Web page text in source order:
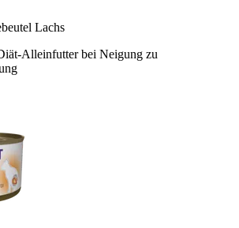
Lachs
Alleinfutter bei Neigung zu